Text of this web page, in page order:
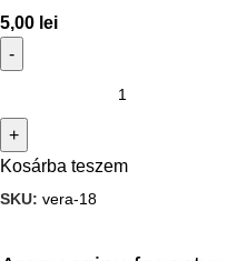
5,00 lei
Kosárba teszem
SKU: vera-18